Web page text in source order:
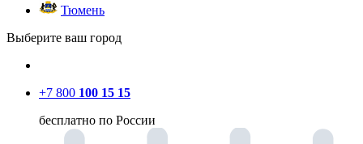
Тюмень
Выберите ваш город
+7 800 100 15 15
бесплатно по России